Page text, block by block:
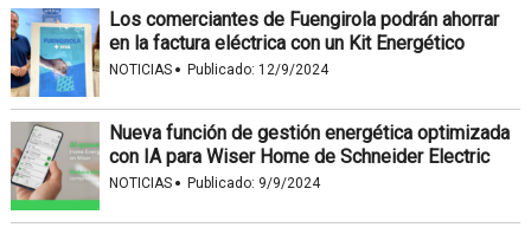
Los comerciantes de Fuengirola podrán ahorrar
en la factura eléctrica con un Kit Energético
NOTICIAS · Publicado: 12/9/2024
Nueva función de gestión energética optimizada
con IA para Wiser Home de Schneider Electric
NOTICIAS · Publicado: 9/9/2024